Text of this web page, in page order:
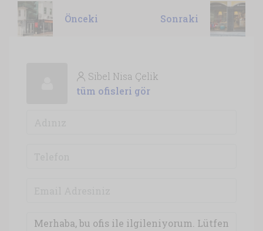
Önceki Sonraki
Sibel Nisa Çelik
tüm ofisleri gör